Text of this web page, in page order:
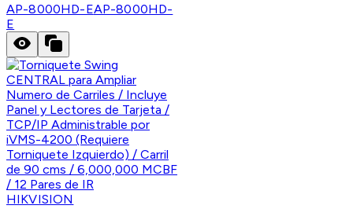
AP-8000HD-EAP-8000HD-
E
HIKVISION